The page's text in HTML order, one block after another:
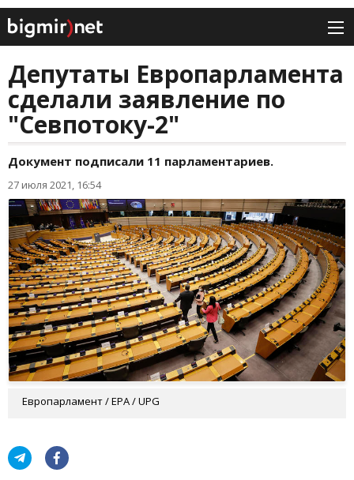
Депутаты Европарламента
сделали заявление по
"Севпотоку-2"
Документ подписали 11 парламентариев.
27 июля 2021, 16:54
Европарламент / EPA / UPG